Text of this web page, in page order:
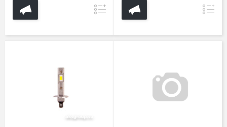
Сравнение